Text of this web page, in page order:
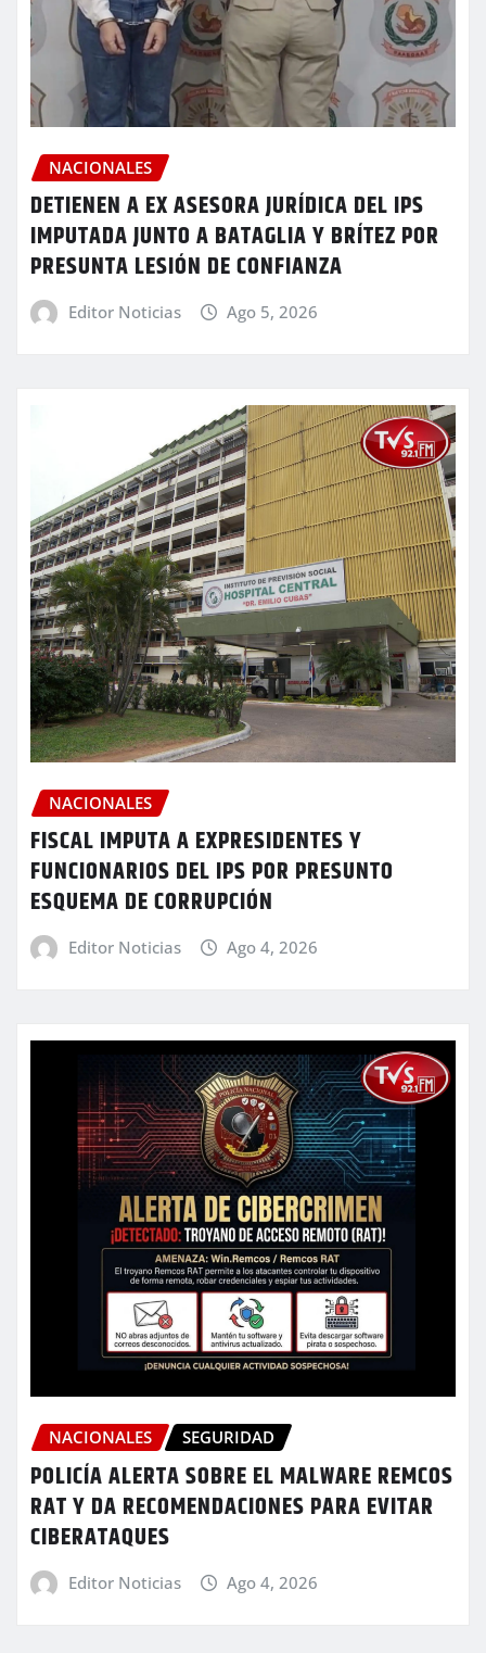
NACIONALES
DETIENEN A EX ASESORA JURÍDICA DEL IPS
IMPUTADA JUNTO A BATAGLIA Y BRÍTEZ POR
PRESUNTA LESIÓN DE CONFIANZA
Editor Noticias Ago 5, 2026
NACIONALES
FISCAL IMPUTA A EXPRESIDENTES Y
FUNCIONARIOS DEL IPS POR PRESUNTO
ESQUEMA DE CORRUPCIÓN
Editor Noticias Ago 4, 2026
NACIONALES SEGURIDAD
POLICÍA ALERTA SOBRE EL MALWARE REMCOS
RAT Y DA RECOMENDACIONES PARA EVITAR
CIBERATAQUES
Editor Noticias Ago 4, 2026